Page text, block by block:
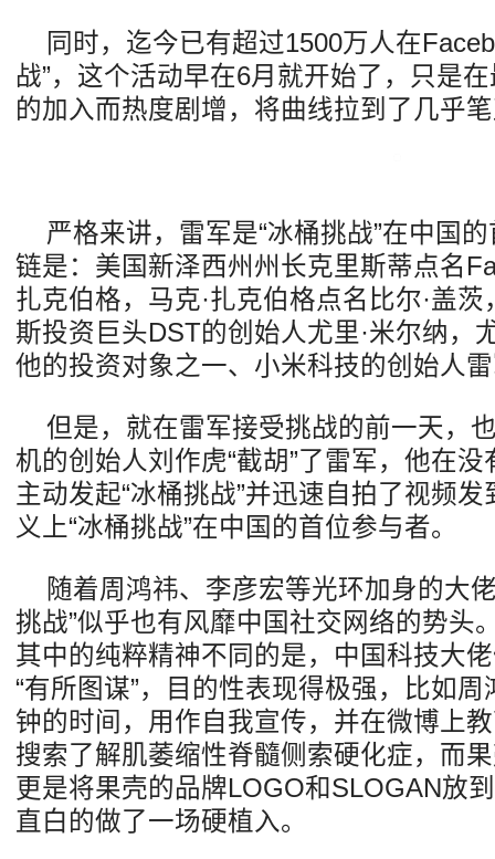
同时，迄今已有超过1500万人在
战”，这个活动早在6月就开始了，只是
的加入而热度剧增，将曲线拉到了几乎
严格来讲，雷军是“冰桶挑战”在中国
链是：美国新泽西州州长克里斯蒂点名
扎克伯格，马克·扎克伯格点名比尔·盖
斯投资巨头DST的创始人尤里·米尔纳，
他的投资对象之一、小米科技的创始人
但是，就在雷军接受挑战的前一天，
机的创始人刘作虎“截胡”了雷军，他在
主动发起“冰桶挑战”并迅速自拍了视频
义上“冰桶挑战”在中国的首位参与者。
随着周鸿祎、李彦宏等光环加身的大
挑战”似乎也有风靡中国社交网络的势头
其中的纯粹精神不同的是，中国科技大
“有所图谋”，目的性表现得极强，比如
钟的时间，用作自我宣传，并在微博上
搜索了解肌萎缩性脊髓侧索硬化症，而
更是将果壳的品牌LOGO和SLOGAN放
直白的做了一场硬植入。